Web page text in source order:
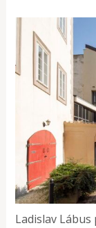
Ladislav